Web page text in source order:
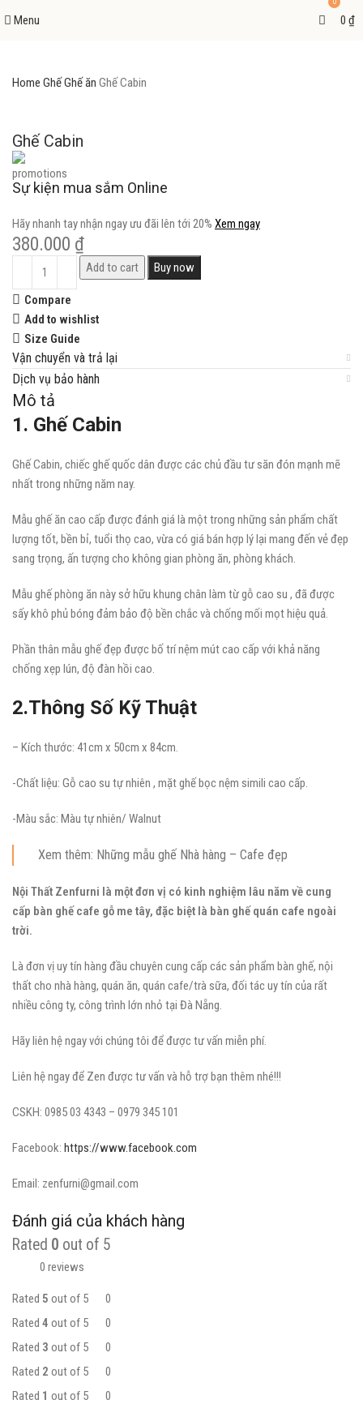
Menu
0
0 ₫
Home GhếGhế ăn Ghế Cabin
Ghế Cabin
Sự kiện mua sắm Online
Hãy nhanh tay nhận ngay ưu đãi lên tới 20% Xem ngay
380.000 ₫
Add to cart Buy now
Compare
Add to wishlist
Size Guide
Vận chuyển và trả lại
Dịch vụ bảo hành
Mô tả
1. Ghế Cabin
Ghế Cabin, chiếc ghế quốc dân được các chủ đầu tư săn đón mạnh mẽ
nhất trong những năm nay.
Mẫu ghế ăn cao cấp được đánh giá là một trong những sản phẩm chất
lượng tốt, bền bỉ, tuổi thọ cao, vừa có giá bán hợp lý lại mang đến vẻ đẹp
sang trọng, ấn tượng cho không gian phòng ăn, phòng khách.
Mẫu ghế phòng ăn này sở hữu khung chân làm từ gỗ cao su , đã được
sấy khô phủ bóng đảm bảo độ bền chắc và chống mối mọt hiệu quả.
Phần thân mẫu ghế đẹp được bố trí nệm mút cao cấp với khả năng
chống xẹp lún, độ đàn hồi cao.
2.Thông Số Kỹ Thuật
– Kích thước: 41cm x 50cm x 84cm.
-Chất liệu: Gỗ cao su tự nhiên , mặt ghế bọc nệm simili cao cấp.
-Màu sắc: Màu tự nhiên/ Walnut
Xem thêm: Những mẫu ghế Nhà hàng – Cafe đẹp
Nội Thất Zenfurni là một đơn vị có kinh nghiệm lâu năm về cung
cấp bàn ghế cafe gỗ me tây, đặc biệt là bàn ghế quán cafe ngoài
trời.
Là đơn vị uy tín hàng đầu chuyên cung cấp các sản phẩm bàn ghế, nội
thất cho nhà hàng, quán ăn, quán cafe/trà sữa, đối tác uy tín của rất
nhiều công ty, công trình lớn nhỏ tại Đà Nẵng.
Hãy liên hệ ngay với chúng tôi để được tư vấn miễn phí.
Liên hệ ngay để Zen được tư vấn và hỗ trợ bạn thêm nhé!!!
CSKH: 0985 03 4343 – 0979 345 101
Facebook: https://www.facebook.com
Email: zenfurni@gmail.com
Đánh giá của khách hàng
Rated 0 out of 5
0 reviews
Rated 5 out of 5
0
Rated 4 out of 5
0
Rated 3 out of 5
0
Rated 2 out of 5
0
Rated 1 out of 5 0